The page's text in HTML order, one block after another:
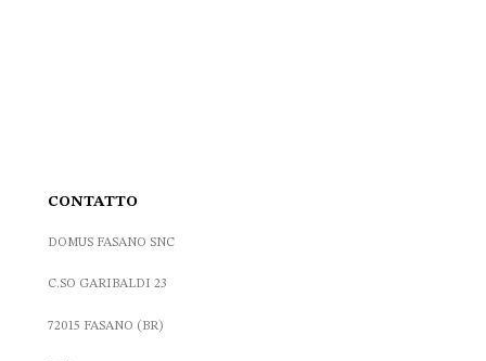
CONTATTO
DOMUS FASANO SNC
C.SO GARIBALDI 23
72015 FASANO (BR)